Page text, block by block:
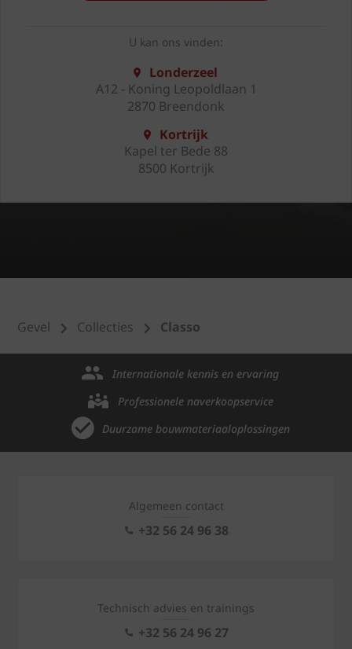
U kan ons vinden:
Londerzeel
A12 - Koning Leopoldlaan 1
2870 Breendonk
Kortrijk
Kapel ter Bede 88
8500 Kortrijk
Gevel Collecties Classo
Internationale kennis en ervaring
Professionele naverkoopservice
Duurzame bouwmateriaaloplossingen
Algemeen contact
+32 56 24 96 38
Technisch advies en trainings
+32 56 24 96 27